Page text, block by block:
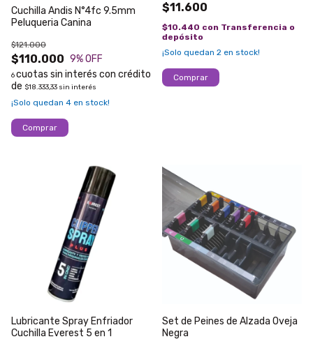
Cuchilla Andis N°4fc 9.5mm
Peluqueria Canina
$110.000
$121.000
9% OFF
6
$18.333,33 sin interés
¡Solo quedan 4 en stock!
$11.600
$10.440 con Transferencia o
depósito
¡Solo quedan 2 en stock!
Lubricante Spray Enfriador
Cuchilla Everest 5 en 1
Set de Peines de Alzada Oveja
Negra